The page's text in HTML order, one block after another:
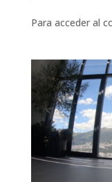
Para acceder al